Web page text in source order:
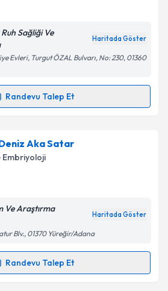
ve kişisel verilerimin belirtilen
kabul ediyorum.
Sağliği Ve
Haritada Göster
Evleri, Turgut ÖZAL Bulvarı, No: 230, 01360
Randevu Talep Et
Talebi
için randevu takvimi talebi
uzmandan randevu almanız için bir
e-posta ile bilgilendireceğiz.
işlenmesine ilişkinAydınlatma
ve kişisel verilerimin belirtilen
kabul ediyorum.
Aka Satar
Embriyoloji
Ve Araştırma
Haritada Göster
Blv., 01370 Yüreğir/Adana
Randevu Talep Et
Talebi